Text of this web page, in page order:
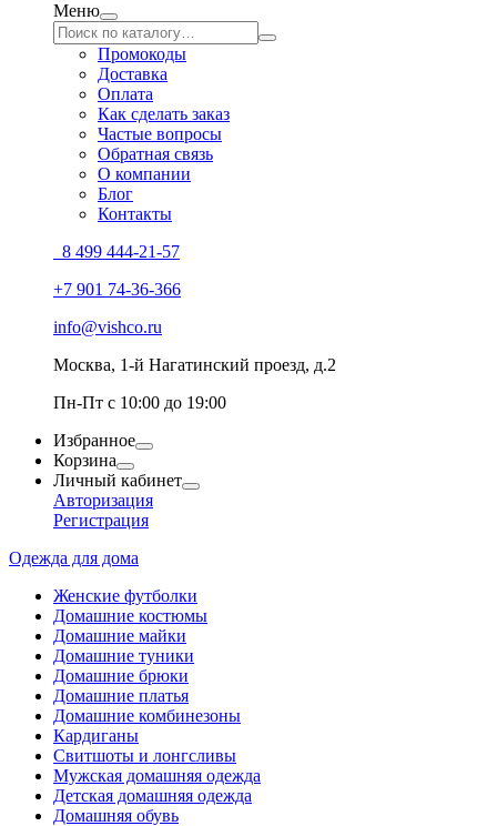
Меню
Промокоды
Доставка
Оплата
Как сделать заказ
Частые вопросы
Обратная связь
О компании
Блог
Контакты
8 499 444-21-57
+7 901 74-36-366
info@vishco.ru
Москва, 1-й Нагатинский проезд, д.2
Пн-Пт с 10:00 до 19:00
Избранное
Корзина
Личный кабинет
Авторизация
Регистрация
Одежда для дома
Женские футболки
Домашние костюмы
Домашние майки
Домашние туники
Домашние брюки
Домашние платья
Домашние комбинезоны
Кардиганы
Свитшоты и лонгсливы
Мужская домашняя одежда
Детская домашняя одежда
Домашняя обувь